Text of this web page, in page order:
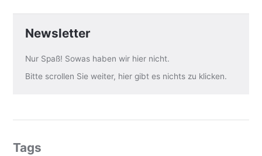
Newsletter
Nur Spaß! Sowas haben wir hier nicht.
Bitte scrollen Sie weiter, hier gibt es nichts zu klicken.
Tags